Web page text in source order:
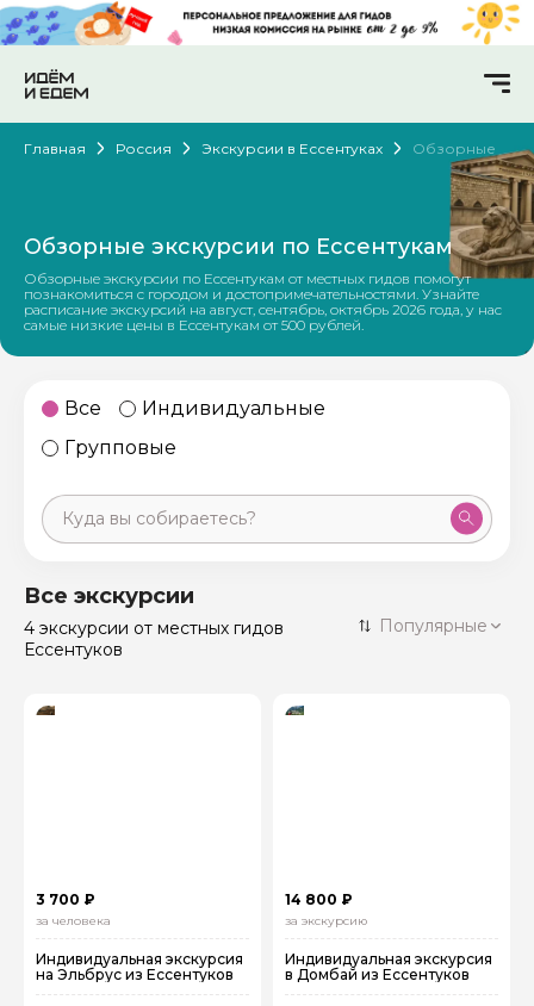
Главная Россия Экскурсии в Ессентуках Обзорные
Обзорные экскурсии по Ессентукам
Обзорные экскурсии по Ессентукам от местных гидов помогут
познакомиться с городом и достопримечательностями. Узнайте
расписание экскурсий на август, сентябрь, октябрь 2026 года, у нас
самые низкие цены в Ессентукам от 500 рублей.
Все
Индивидуальные
Групповые
Санкт-Петербург
Россия
50 экскурсий
Все экскурсии
4 экскурсии от местных гидов
Ессентуков
Популярные
3 700 ₽
за человека
Индивидуальная экскурсия
на Эльбрус из Ессентуков
14 800 ₽
за экскурсию
Индивидуальная экскурсия
в Домбай из Ессентуков